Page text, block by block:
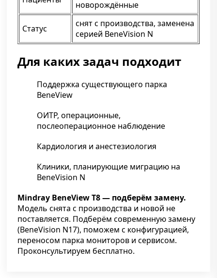
новорождённые
Статус
снят с производства, заменена
серией BeneVision N
Для каких задач подходит
Поддержка существующего парка
BeneView
ОИТР, операционные,
послеоперационное наблюдение
Кардиология и анестезиология
Клиники, планирующие миграцию на
BeneVision N
Mindray BeneView T8 — подберём замену.
Модель снята с производства и новой не
поставляется. Подберём современную замену
(BeneVision N17), поможем с конфигурацией,
переносом парка мониторов и сервисом.
Проконсультируем бесплатно.